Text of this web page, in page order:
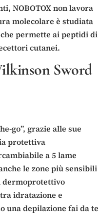
NOBOTOX non lavora
molecolare è studiata
permette ai peptidi di
cutanei.
Sword
go”, grazie alle sue
protettiva
a 5 lame
le zone più sensibili
dermoprotettivo
idratazione e
una depilazione fai da te